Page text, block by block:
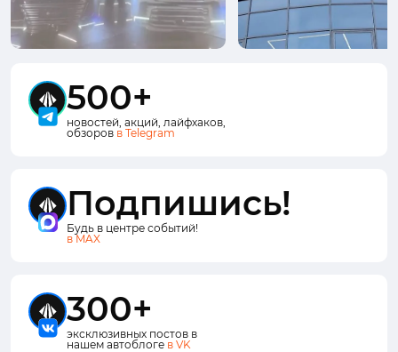
500+
новостей, акций, лайфхаков,
обзоров в Telegram
Подпишись!
Будь в центре событий!
в MAX
300+
эксклюзивных постов в
нашем автоблоге в VK